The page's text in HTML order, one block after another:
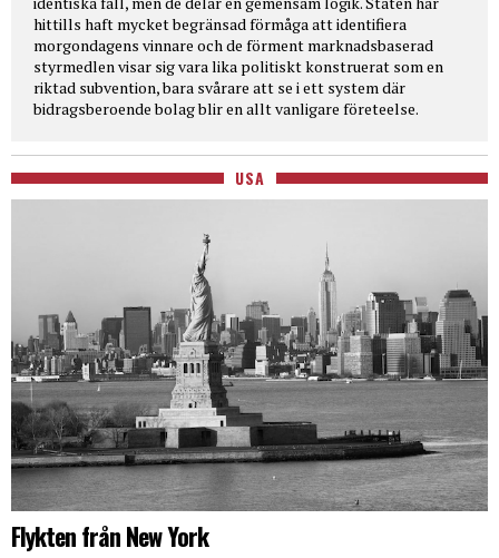
hittills haft mycket begränsad förmåga att identifiera
morgondagens vinnare och de förment marknadsbaserad
styrmedlen visar sig vara lika politiskt konstruerat som en
riktad subvention, bara svårare att se i ett system där
bidragsberoende bolag blir en allt vanligare företeelse.
USA
Flykten från New York